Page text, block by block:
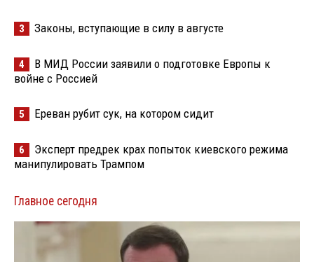
3 Законы, вступающие в силу в августе
4
В МИД России заявили о подготовке Европы к
войне с Россией
5 Ереван рубит сук, на котором сидит
6
Эксперт предрек крах попыток киевского режима
манипулировать Трампом
Главное сегодня